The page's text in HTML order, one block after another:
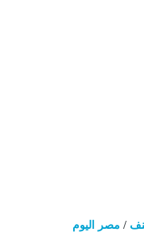
/ مصر اليوم